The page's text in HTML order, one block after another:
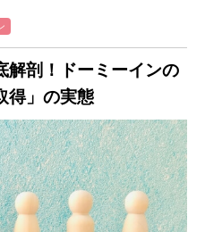
解剖！ドーミーインの
得」の実態